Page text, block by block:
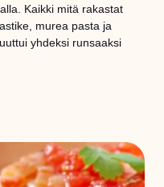
Kaikki mitä rakastat
murea pasta ja
yhdeksi runsaaksi